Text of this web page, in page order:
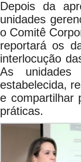
Depois da
unidades
o Comitê
reportará os
interlocução
As unidades
estabelecida,
e compartilhar
práticas.